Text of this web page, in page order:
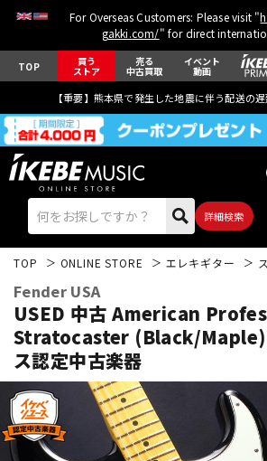
For Overseas Customers: Please visit "
gakki.com/" for direct
TOP 買う
ストア
売る
中古買取
イベント
動画
【重要】熊本県で発生した地震に伴う配送の
詳細検索
エレキギター
ベース
TOP ONLINE STORE エレキギター
Fender USA
USED 中古 American
Stratocaster (Black/Maple)
ス認定中古楽器